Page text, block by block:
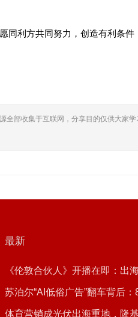
同利方共同努力，创造有利条件
部收集于互联网，分享目的仅供大家学
最新
《伦敦合伙人》开播在即：出
群”模式，带动入境消费反向种
苏泊尔“AI低俗广告”翻车背后
控，陷入流量内卷、质量频发
体育营销成光伏出海重地，隆